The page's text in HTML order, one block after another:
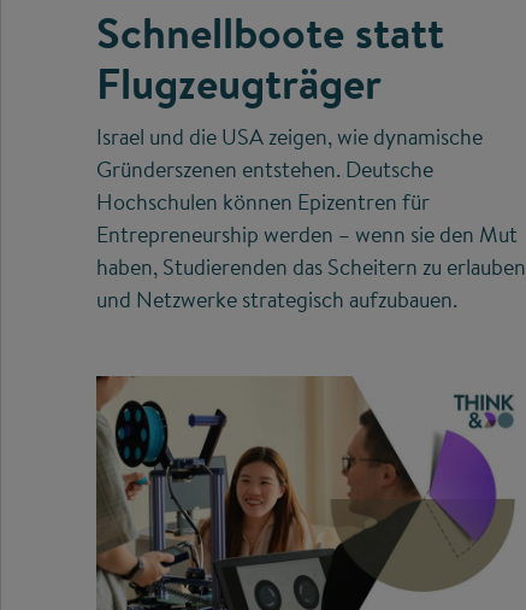
Schnellboote statt
Flugzeugträger
Israel und die USA zeigen, wie dynamische
Gründerszenen entstehen. Deutsche
Hochschulen können Epizentren für
Entrepreneurship werden – wenn sie den Mut
haben, Studierenden das Scheitern zu erlauben
und Netzwerke strategisch aufzubauen.